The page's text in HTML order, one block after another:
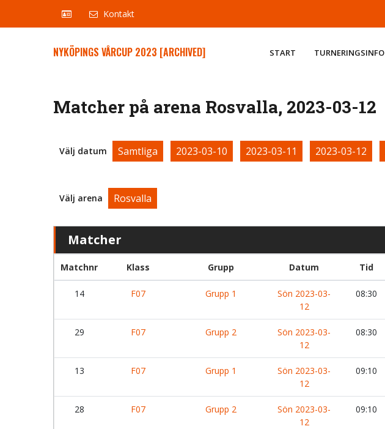
Kontakt
NYKÖPINGS VÅRCUP 2023 [ARCHIVED] START TURNERINGSINFO
Matcher på arena Rosvalla, 2023-03-12
Välj datum Samtliga 2023-03-10 2023-03-11 2023-03-12
Välj arena Rosvalla
Matcher
Matchnr Klass Grupp Datum Tid
14 F07 Grupp 1
Sön 2023-03-
12
08:30
29 F07 Grupp 2
Sön 2023-03-
12
08:30
13 F07 Grupp 1
Sön 2023-03-
12
09:10
28 F07 Grupp 2
Sön 2023-03-
12
09:10